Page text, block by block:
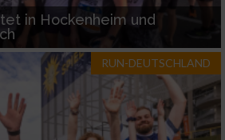
in Hockenheim und
RUN-DEUTSCHLAND